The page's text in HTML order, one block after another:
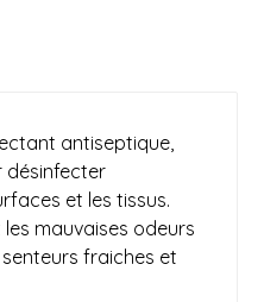
antiseptique,
désinfecter
et les tissus.
mauvaises odeurs
fraiches et